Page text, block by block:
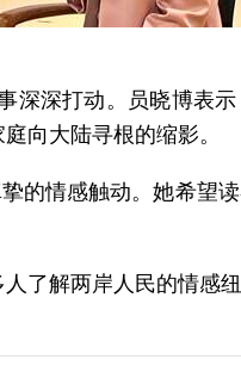
深打动。员晓博表
向大陆寻根的缩影。
情感触动。她希望
了解两岸人民的情感